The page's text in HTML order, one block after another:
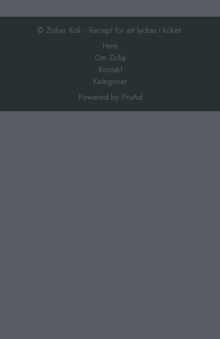
INGREDIENSER …Continued
kanel,
© Zofias Kök - Recept för att lyckas i köket.
Hem
Om Zofia
Kontakt
Kategorier
Powered by ProAd